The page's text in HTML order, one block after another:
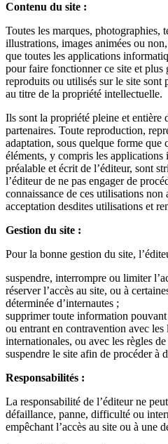
Contenu du site :
Toutes les marques, photographies,
illustrations, images animées ou
que toutes les applications
pour faire fonctionner ce site et plus
reproduits ou utilisés sur le site sont
au titre de la propriété intellectuelle.
Ils sont la propriété pleine et entière
partenaires. Toute reproduction,
adaptation, sous quelque forme que
éléments, y compris les applications
préalable et écrit de l’éditeur, sont
l’éditeur de ne pas engager de
connaissance de ces utilisations non
acceptation desdites utilisations et
Gestion du site :
Pour la bonne gestion du site,
suspendre, interrompre ou limiter
réserver l’accès au site, ou à
déterminée d’internautes ;
supprimer toute information
ou entrant en contravention avec les
internationales, ou avec les règles
suspendre le site afin de procéder à
Responsabilités :
La responsabilité de l’éditeur ne
défaillance, panne, difficulté ou
empêchant l’accès au site ou à une